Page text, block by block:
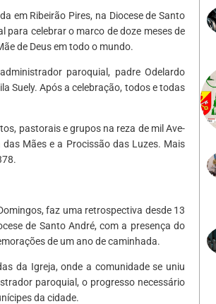
em Ribeirão Pires, na Diocese de Santo
celebrar o marco de doze meses de
de Deus em todo o mundo.
paroquial, padre Odelardo
Suely. Após a celebração, todos e todas
pastorais e grupos na reza de mil Ave-
Mães e a Procissão das Luzes. Mais
faz uma retrospectiva desde 13
de Santo André, com a presença do
de um ano de caminhada.
da Igreja, onde a comunidade se uniu
paroquial, o progresso necessário
da cidade.